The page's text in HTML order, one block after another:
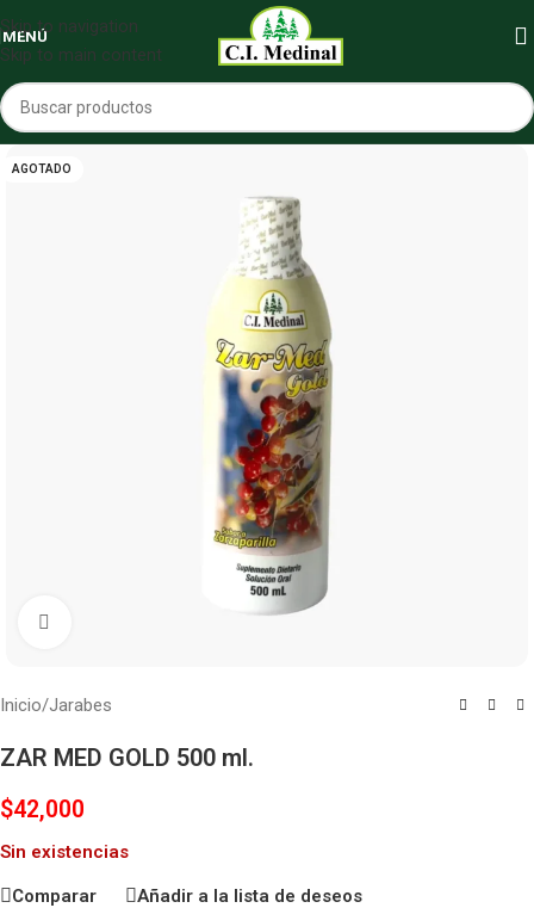
Skip to navigation
Skip to main content
MENÚ
AGOTADO
Inicio/Jarabes
ZAR MED GOLD 500 ml.
$42,000
Sin existencias
Comparar Añadir a la lista de deseos